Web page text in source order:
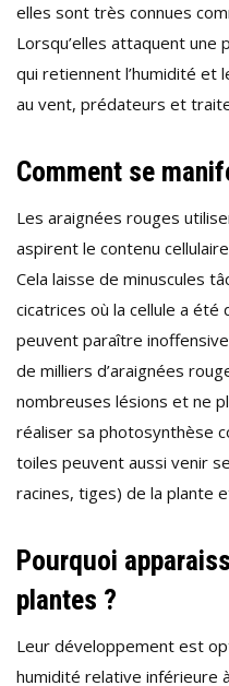
elles sont très connues
Lorsqu’elles attaquent
qui retiennent l’humidité et
au vent, prédateurs et
Comment se
Les araignées rouges
aspirent le contenu
Cela laisse de minuscules
cicatrices où la cellule a
peuvent paraître
de milliers d’araignées
nombreuses lésions et ne
réaliser sa photosynthèse
toiles peuvent aussi venir
racines, tiges) de la plante
Pourquoi
plantes ?
Leur développement est
humidité relative inférieure